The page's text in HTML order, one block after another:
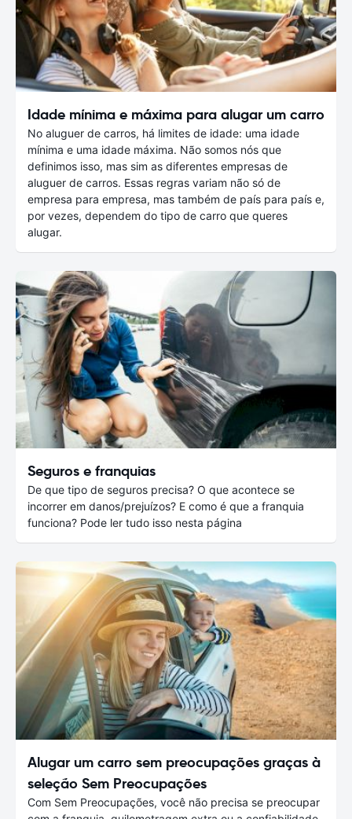
Idade mínima e máxima para alugar um carro
No aluguer de carros, há limites de idade: uma idade
mínima e uma idade máxima. Não somos nós que
definimos isso, mas sim as diferentes empresas de
aluguer de carros. Essas regras variam não só de
empresa para empresa, mas também de país para país e,
por vezes, dependem do tipo de carro que queres
alugar.
Seguros e franquias
De que tipo de seguros precisa? O que acontece se
incorrer em danos/prejuízos? E como é que a franquia
funciona? Pode ler tudo isso nesta página
Alugar um carro sem preocupações graças à
seleção Sem Preocupações
Com Sem Preocupações, você não precisa se preocupar